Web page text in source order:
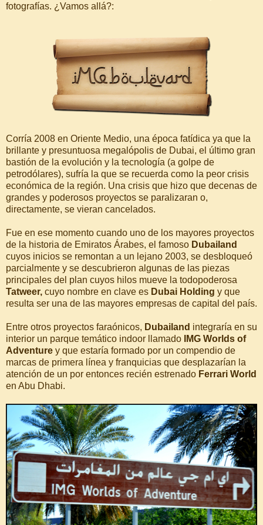
fotografías. ¿Vamos allá?:
Corría 2008 en Oriente Medio, una época fatídica ya que la
brillante y presuntuosa megalópolis de Dubai, el último gran
bastión de la evolución y la tecnología (a golpe de
petrodólares), sufría la que se recuerda como la peor crisis
económica de la región. Una crisis que hizo que decenas de
grandes y poderosos proyectos se paralizaran o,
directamente, se vieran cancelados.
Fue en ese momento cuando uno de los mayores proyectos
de la historia de Emiratos Árabes, el famoso Dubailand
cuyos inicios se remontan a un lejano 2003, se desbloqueó
parcialmente y se descubrieron algunas de las piezas
principales del plan cuyos hilos mueve la todopoderosa
Tatweer, cuyo nombre en clave es Dubai Holding y que
resulta ser una de las mayores empresas de capital del país.
Entre otros proyectos faraónicos, Dubailand integraría en su
interior un parque temático indoor llamado
IMG Worlds of
Adventure y que estaría formado por un compendio de
marcas de primera línea y franquicias que desplazarían la
atención de un por entonces recién estrenado Ferrari World
en Abu Dhabi.